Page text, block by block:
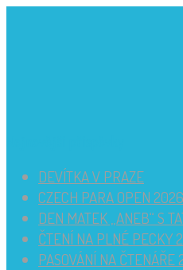
DEVÍTKA V PRAZE
CZECH PARA OPEN 2026
DEN MATEK „ANEB“ S
ČTENÍ NA PLNÉ PECKY
PASOVÁNÍ NA ČTENÁŘE